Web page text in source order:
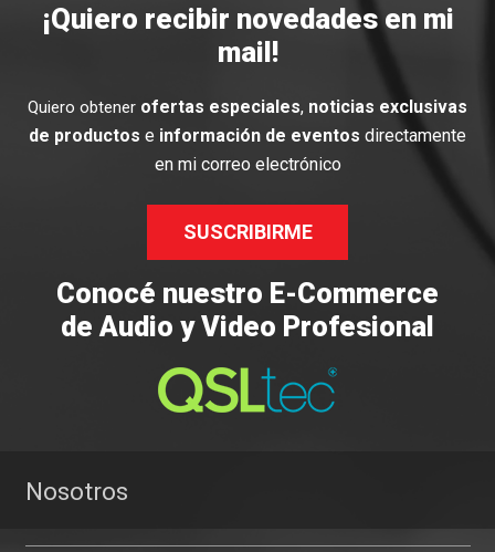
¡Quiero recibir novedades en mi
mail!
Quiero obtener ofertas especiales, noticias exclusivas
de productos e información de eventos directamente
en mi correo electrónico
SUSCRIBIRME
Conocé nuestro E-Commerce
de Audio y Video Profesional
Nosotros